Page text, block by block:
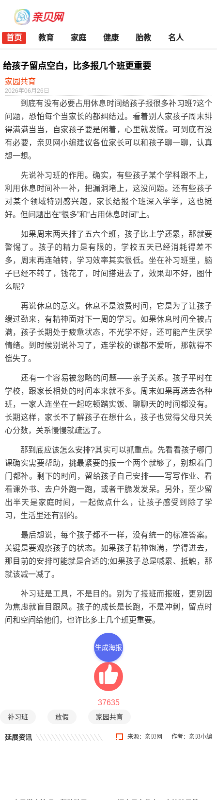
首页 教育 家庭 健康 胎教 名人
给孩子留点空白，比多报几个班更重要
家园共育
2026年06月26日
到底有没有必要占用休息时间给孩子报很多补习班?这个
问题，恐怕每个当家长的都纠结过。看着别人家孩子周末排
得满满当当，自家孩子要是闲着，心里就发慌。可到底有没
有必要，亲贝网小编建议各位家长可以和孩子聊一聊，认真
想一想。
先说补习班的作用。确实，有些孩子某个学科跟不上，
利用休息时间补一补，把漏洞堵上，这没问题。还有些孩子
对某个领域特别感兴趣，家长给报个班深入学学，这也挺
好。但问题出在“很多”和“占用休息时间”上。
如果周末两天排了五六个班，孩子比上学还累，那就要
警惕了。孩子的精力是有限的，学校五天已经消耗得差不
多，周末再连轴转，学习效率其实很低。坐在补习班里，脑
子已经不转了，钱花了，时间搭进去了，效果却不好，图什
么呢?
再说休息的意义。休息不是浪费时间，它是为了让孩子
缓过劲来，有精神面对下一周的学习。如果休息时间全被占
满，孩子长期处于疲惫状态，不光学不好，还可能产生厌学
情绪。到时候别说补习了，连学校的课都不爱听，那就得不
偿失了。
还有一个容易被忽略的问题——亲子关系。孩子平时在
学校，跟家长相处的时间本来就不多。周末如果再送去各种
班，一家人连坐在一起吃顿踏实饭、聊聊天的时间都没有。
长期这样，家长不了解孩子在想什么，孩子也觉得父母只关
心分数，关系慢慢就疏远了。
那到底应该怎么安排?其实可以抓重点。先看看孩子哪门
课确实需要帮助，挑最紧要的报一个两个就够了，别想着门
门都补。剩下的时间，留给孩子自己安排——写写作业、看
看课外书、去户外跑一跑，或者干脆发发呆。另外，至少留
出半天是家庭时间，一起做点什么，让孩子感受到除了学
习，生活里还有别的。
最后想说，每个孩子都不一样，没有统一的标准答案。
关键是要观察孩子的状态。如果孩子精神饱满，学得进去，
那目前的安排可能就是合适的;如果孩子总是喊累、抵触，那
就该减一减了。
补习班是工具，不是目的。别为了报班而报班，更别因
为焦虑就盲目跟风。孩子的成长是长跑，不是冲刺，留点时
间和空间给他们，也许比多上几个班更重要。
生成海报
37635
补习班 放假 家园共育
来源： 亲贝网 作者：亲贝小编
延展资讯